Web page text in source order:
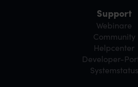
Support
Webinare
Community
Helpcenter
Developer-
Systemstatus